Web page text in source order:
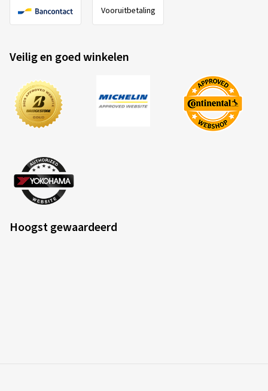
Vooruitbetaling
Veilig en goed winkelen
Hoogst gewaardeerd